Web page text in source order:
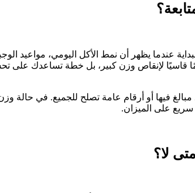
عندما يظهر أن نمط الأكل اليومي، مواعيد
قاسيًا لإنقاص وزن كبير، بل خطة تساعدك على
مبالغ فيها أو أرقام عامة تصلح للجميع. في حالة
سريع على الميزان.
لا؟